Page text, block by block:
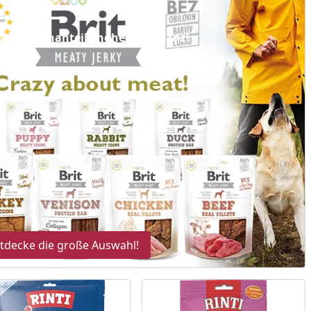
Fleischanteil - hohe Akzeptanz!
die große Auswahl!